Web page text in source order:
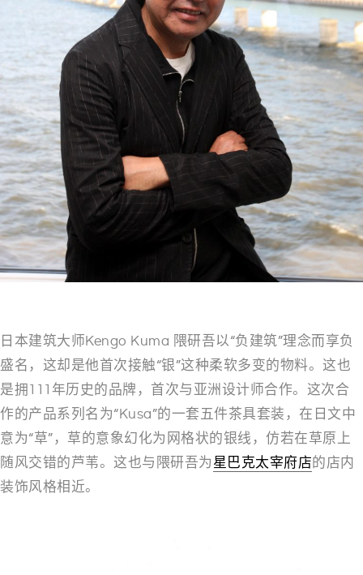
日本建筑大师Kengo Kuma 隈研吾以“负建筑”理念而享负
盛名，这却是他首次接触“银”这种柔软多变的物料。这也
是拥111年历史的品牌，首次与亚洲设计师合作。这次合
作的产品系列名为“Kusa”的一套五件茶具套装，在日文中
意为“草”，草的意象幻化为网格状的银线，仿若在草原上
随风交错的芦苇。这也与隈研吾为 星巴克太宰府店的店内
装饰风格相近。